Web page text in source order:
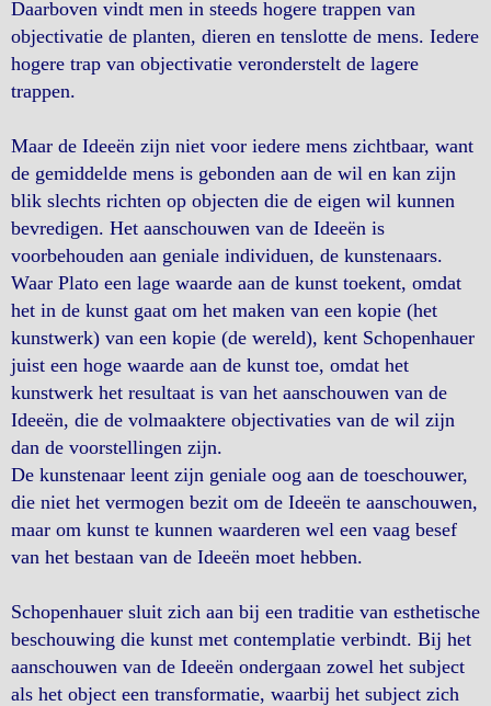
Daarboven vindt men in steeds hogere trappen van
objectivatie de planten, dieren en tenslotte de mens. Iedere
hogere trap van objectivatie veronderstelt de lagere
trappen.
Maar de Ideeën zijn niet voor iedere mens zichtbaar, want
de gemiddelde mens is gebonden aan de wil en kan zijn
blik slechts richten op objecten die de eigen wil kunnen
bevredigen. Het aanschouwen van de Ideeën is
voorbehouden aan geniale individuen, de kunstenaars.
Waar Plato een lage waarde aan de kunst toekent, omdat
het in de kunst gaat om het maken van een kopie (het
kunstwerk) van een kopie (de wereld), kent Schopenhauer
juist een hoge waarde aan de kunst toe, omdat het
kunstwerk het resultaat is van het aanschouwen van de
Ideeën, die de volmaaktere objectivaties van de wil zijn
dan de voorstellingen zijn.
De kunstenaar leent zijn geniale oog aan de toeschouwer,
die niet het vermogen bezit om de Ideeën te aanschouwen,
maar om kunst te kunnen waarderen wel een vaag besef
van het bestaan van de Ideeën moet hebben.
Schopenhauer sluit zich aan bij een traditie van esthetische
beschouwing die kunst met contemplatie verbindt. Bij het
aanschouwen van de Ideeën ondergaan zowel het subject
als het object een transformatie, waarbij het subject zich